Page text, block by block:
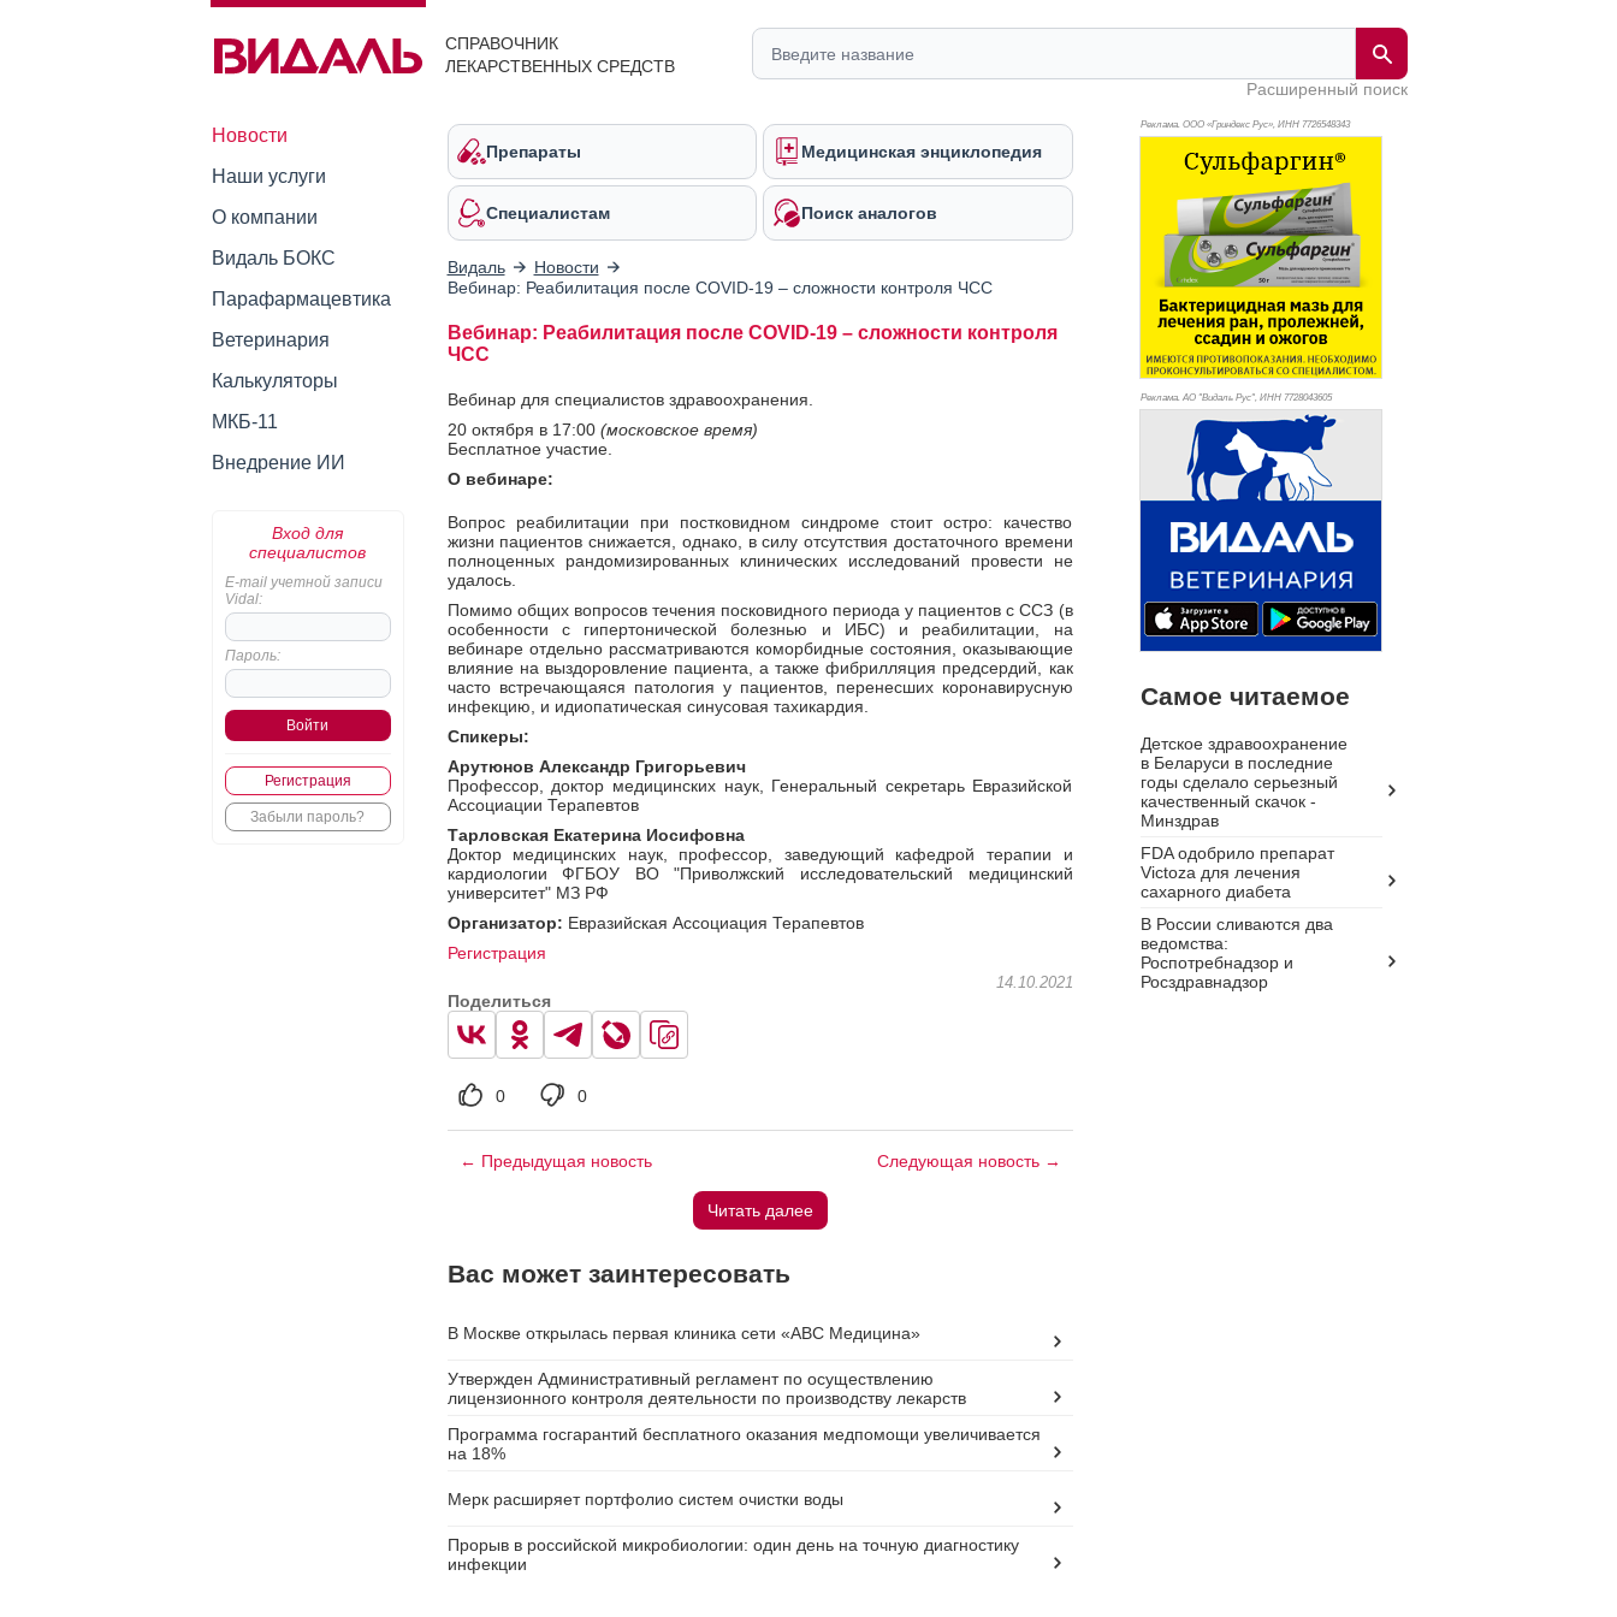
СПРАВОЧНИК
ЛЕКАРСТВЕННЫХ СРЕДСТВ
Расширенный поиск
Новости
Наши услуги
О компании
Видаль БОКС
Парафармацевтика
Ветеринария
Калькуляторы
МКБ-11
Внедрение ИИ
Вход для
специалистов
E-mail учетной записи
Vidal:
Пароль:
Регистрация
Забыли пароль?
Препараты Медицинская энциклопедия
Специалистам Поиск аналогов
Видаль
Новости
Вебинар: Реабилитация после COVID-19 – сложности контроля ЧСС
Вебинар: Реабилитация после COVID-19 – сложности контроля
ЧСС
Вебинар для специалистов здравоохранения.
20 октября в 17:00(московское время)
Бесплатное участие.
О вебинаре:
Вопрос реабилитации при постковидном синдроме стоит остро: качество
жизни пациентов снижается, однако, в силу отсутствия достаточного времени
полноценных рандомизированных клинических исследований провести не
удалось.
Помимо общих вопросов течения посковидного периода у пациентов с ССЗ (в
особенности с гипертонической болезнью и ИБС) и реабилитации, на
вебинаре отдельно рассматриваются коморбидные состояния, оказывающие
влияние на выздоровление пациента, а также фибрилляция предсердий, как
часто встречающаяся патология у пациентов, перенесших коронавирусную
инфекцию, и идиопатическая синусовая тахикардия.
Спикеры:
Арутюнов Александр Григорьевич
Профессор, доктор медицинских наук, Генеральный секретарь Евразийской
Ассоциации Терапевтов
Тарловская Екатерина Иосифовна
Доктор медицинских наук, профессор, заведующий кафедрой терапии и
кардиологии ФГБОУ ВО "Приволжский исследовательский медицинский
университет" МЗ РФ
Организатор: Евразийская Ассоциация Терапевтов
Регистрация
14.10.2021
Поделиться
0 0
← Предыдущая новость Следующая новость →
Читать далее
Вас может заинтересовать
В Москве открылась первая клиника сети «ABC Медицина»
Утвержден Административный регламент по осуществлению
лицензионного контроля деятельности по производству лекарств
Программа госгарантий бесплатного оказания медпомощи увеличивается
на 18%
Мерк расширяет портфолио систем очистки воды
Прорыв в российской микробиологии: один день на точную диагностику
инфекции
Реклама. ООО «Гриндекс Рус», ИНН 7726548343
Реклама. АО "Видаль Рус", ИНН 7728043605
Самое читаемое
Детское здравоохранение
в Беларуси в последние
годы сделало серьезный
качественный скачок -
Минздрав
FDA одобрило препарат
Victoza для лечения
сахарного диабета
В России сливаются два
ведомства:
Роспотребнадзор и
Росздравнадзор